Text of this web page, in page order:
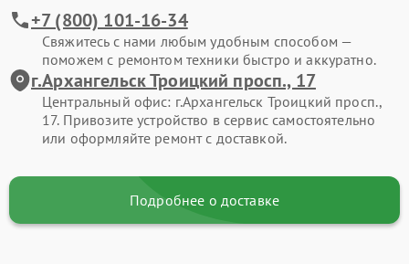
+7 (800) 101-16-34
Свяжитесь с нами любым удобным способом —
поможем с ремонтом техники быстро и аккуратно.
г.Архангельск Троицкий просп., 17
Центральный офис: г.Архангельск Троицкий просп.,
17. Привозите устройство в сервис самостоятельно
или оформляйте ремонт с доставкой.
Подробнее о доставке